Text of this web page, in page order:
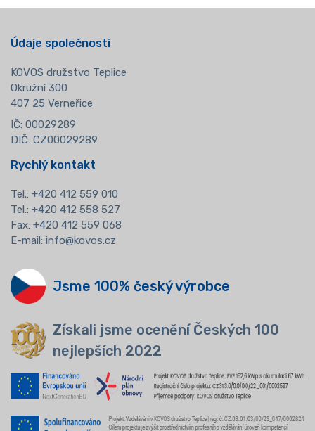
Údaje společnosti
KOVOS družstvo Teplice
Okružní 300
407 25 Verneřice
IČ: 00029289
DIČ: CZ00029289
Rychlý kontakt
Tel.: +420 412 559 010
Tel.: +420 412 558 527
Fax: +420 412 559 068
E-mail: info@kovos.cz
Jsme 100% český výrobce
Získali jsme ocenění Českých 100
nejlepších 2022